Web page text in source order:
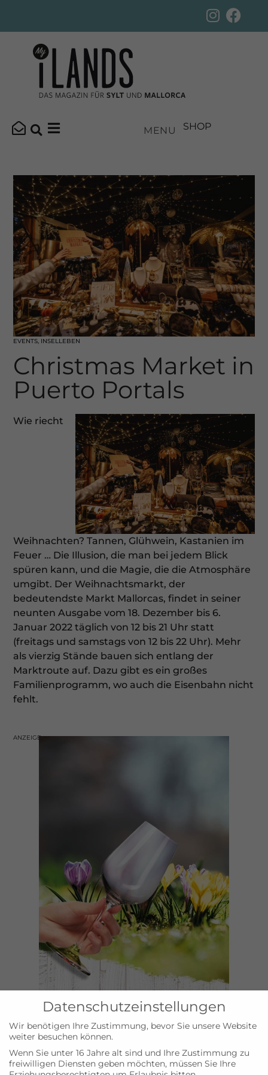
MENU SHOP
EVENTS, INSELLEBEN
Christmas Market in
Puerto Portals
Wie riecht
Weihnachten? Tannen, Glühwein, Kastanien im
Feuer … Die Illusion, die man bei jedem Blick
spüren kann, und die Magie, die die Atmosphäre
umgibt. Der Weihnachtsmarkt, der
bedeutendste Markt Mallorcas, findet in seiner
neunten Ausgabe vom 18. Dezember bis 6.
Januar 2022 täglich von 12 bis 21 Uhr statt
(freitags und samstags von 12 bis 22 Uhr). Mehr
als vierzig Stände bauen sich entlang der
Marktroute auf. Dazu gibt es ein großes
Familienprogramm, wo auch die Eisenbahn nicht
fehlt.
ANZEIGE
Datenschutzeinstellungen
Wir benötigen Ihre Zustimmung, bevor Sie unsere Website
weiter besuchen können.
Wenn Sie unter 16 Jahre alt sind und Ihre Zustimmung zu
freiwilligen Diensten geben möchten, müssen Sie Ihre